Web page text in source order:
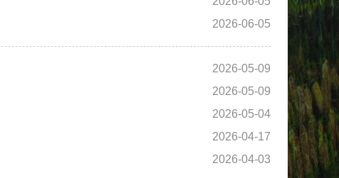
2026-06-05
2026-05-09
2026-05-09
2026-05-04
2026-04-17
2026-04-03